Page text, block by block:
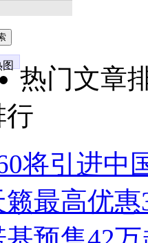
热门文章
行
将引进中
最高优